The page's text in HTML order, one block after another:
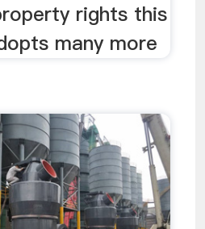
rights this
many more